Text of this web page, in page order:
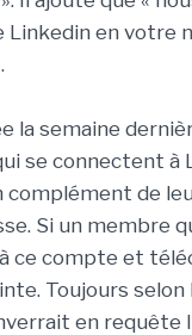
en votre
la semaine
se connectent
complément de
Si un membre
ce compte et
Toujours
en